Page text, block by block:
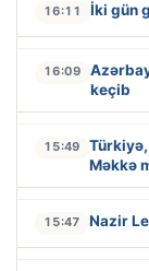
16:11 İki gün
16:09
keçib
15:49
Məkkə
15:47 Nazir